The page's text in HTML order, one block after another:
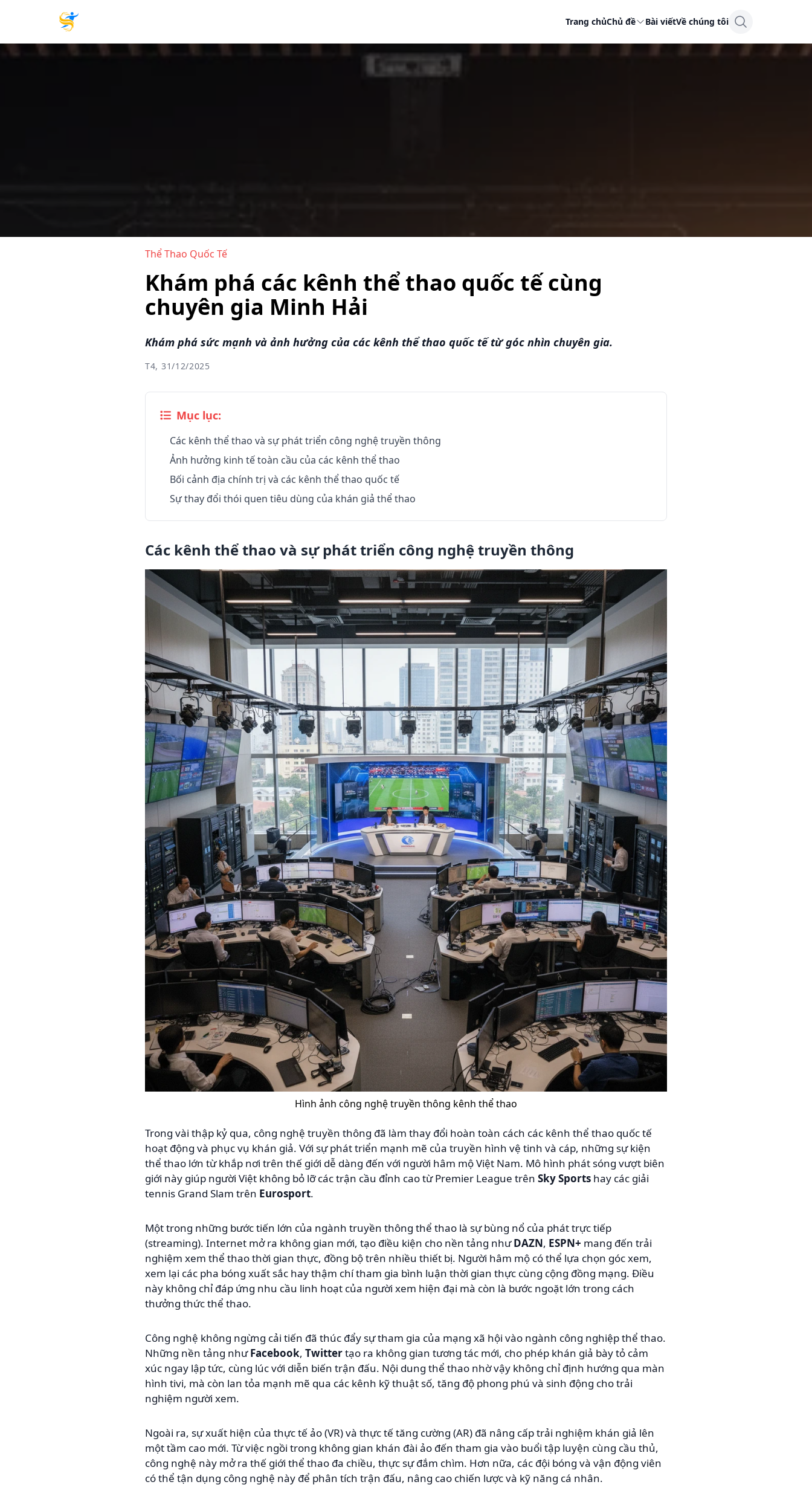
Trang chủChủ đề Bài viếtVề chúng tôi
Thể Thao Quốc Tế
Khám phá các kênh thể thao quốc tế cùng
chuyên gia Minh Hải
Khám phá sức mạnh và ảnh hưởng của các kênh thể thao quốc tế từ góc nhìn chuyên gia.
T4, 31/12/2025
Mục lục:
Các kênh thể thao và sự phát triển công nghệ truyền thông
Ảnh hưởng kinh tế toàn cầu của các kênh thể thao
Bối cảnh địa chính trị và các kênh thể thao quốc tế
Sự thay đổi thói quen tiêu dùng của khán giả thể thao
Các kênh thể thao và sự phát triển công nghệ truyền thông
Hình ảnh công nghệ truyền thông kênh thể thao
Trong vài thập kỷ qua, công nghệ truyền thông đã làm thay đổi hoàn toàn cách các kênh thể thao quốc tế
hoạt động và phục vụ khán giả. Với sự phát triển mạnh mẽ của truyền hình vệ tinh và cáp, những sự kiện
thể thao lớn từ khắp nơi trên thế giới dễ dàng đến với người hâm mộ Việt Nam. Mô hình phát sóng vượt biên
giới này giúp người Việt không bỏ lỡ các trận cầu đỉnh cao từ Premier League trên Sky Sports hay các giải
tennis Grand Slam trên Eurosport.
Một trong những bước tiến lớn của ngành truyền thông thể thao là sự bùng nổ của phát trực tiếp
(streaming). Internet mở ra không gian mới, tạo điều kiện cho nền tảng nhưDAZN, ESPN+ mang đến trải
nghiệm xem thể thao thời gian thực, đồng bộ trên nhiều thiết bị. Người hâm mộ có thể lựa chọn góc xem,
xem lại các pha bóng xuất sắc hay thậm chí tham gia bình luận thời gian thực cùng cộng đồng mạng. Điều
này không chỉ đáp ứng nhu cầu linh hoạt của người xem hiện đại mà còn là bước ngoặt lớn trong cách
thưởng thức thể thao.
Công nghệ không ngừng cải tiến đã thúc đẩy sự tham gia của mạng xã hội vào ngành công nghiệp thể thao.
Những nền tảng nhưFacebook, Twittertạo ra không gian tương tác mới, cho phép khán giả bày tỏ cảm
xúc ngay lập tức, cùng lúc với diễn biến trận đấu. Nội dung thể thao nhờ vậy không chỉ định hướng qua màn
hình tivi, mà còn lan tỏa mạnh mẽ qua các kênh kỹ thuật số, tăng độ phong phú và sinh động cho trải
nghiệm người xem.
Ngoài ra, sự xuất hiện của thực tế ảo (VR) và thực tế tăng cường (AR) đã nâng cấp trải nghiệm khán giả lên
một tầm cao mới. Từ việc ngồi trong không gian khán đài ảo đến tham gia vào buổi tập luyện cùng cầu thủ,
công nghệ này mở ra thế giới thể thao đa chiều, thực sự đắm chìm. Hơn nữa, các đội bóng và vận động viên
có thể tận dụng công nghệ này để phân tích trận đấu, nâng cao chiến lược và kỹ năng cá nhân.